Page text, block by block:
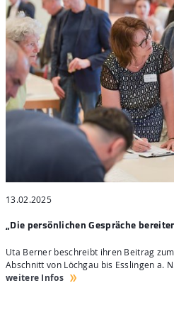
13.02.2025
„Die persönlichen Gespräche
Uta Berner beschreibt ihren Beitrag
Abschnitt von Löchgau bis Esslingen a.
weitere Infos